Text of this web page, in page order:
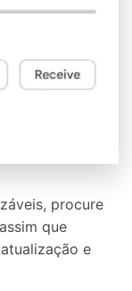
faclimente
procure
que
e